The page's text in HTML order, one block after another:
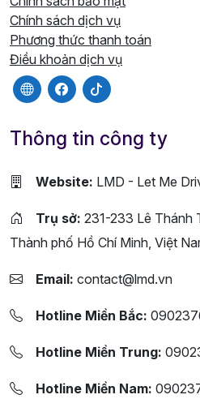
Chính sách dịch vụ
Phương thức thanh toán
Điều khoản dịch vụ
Thông tin công ty
Website: LMD - Let Me
Trụ sở: 231-233 Lê Thánh
Thành phố Hồ Chí Minh, Việt
Email: contact@lmd.vn
Hotline Miền Bắc:
Hotline Miền Trung:
Hotline Miền Nam: